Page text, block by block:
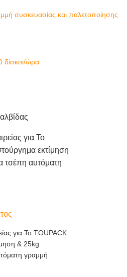
συσκευασίας και παλετοποίησης
δίσκοι/ώρα